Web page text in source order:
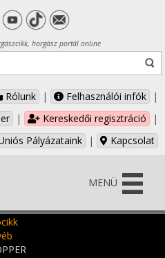
horgász portál online
Rólunk | Felhasználói infók
|
| Kereskedői regisztráció
|
Pályázataink
| Kapcsolat
MENÜ